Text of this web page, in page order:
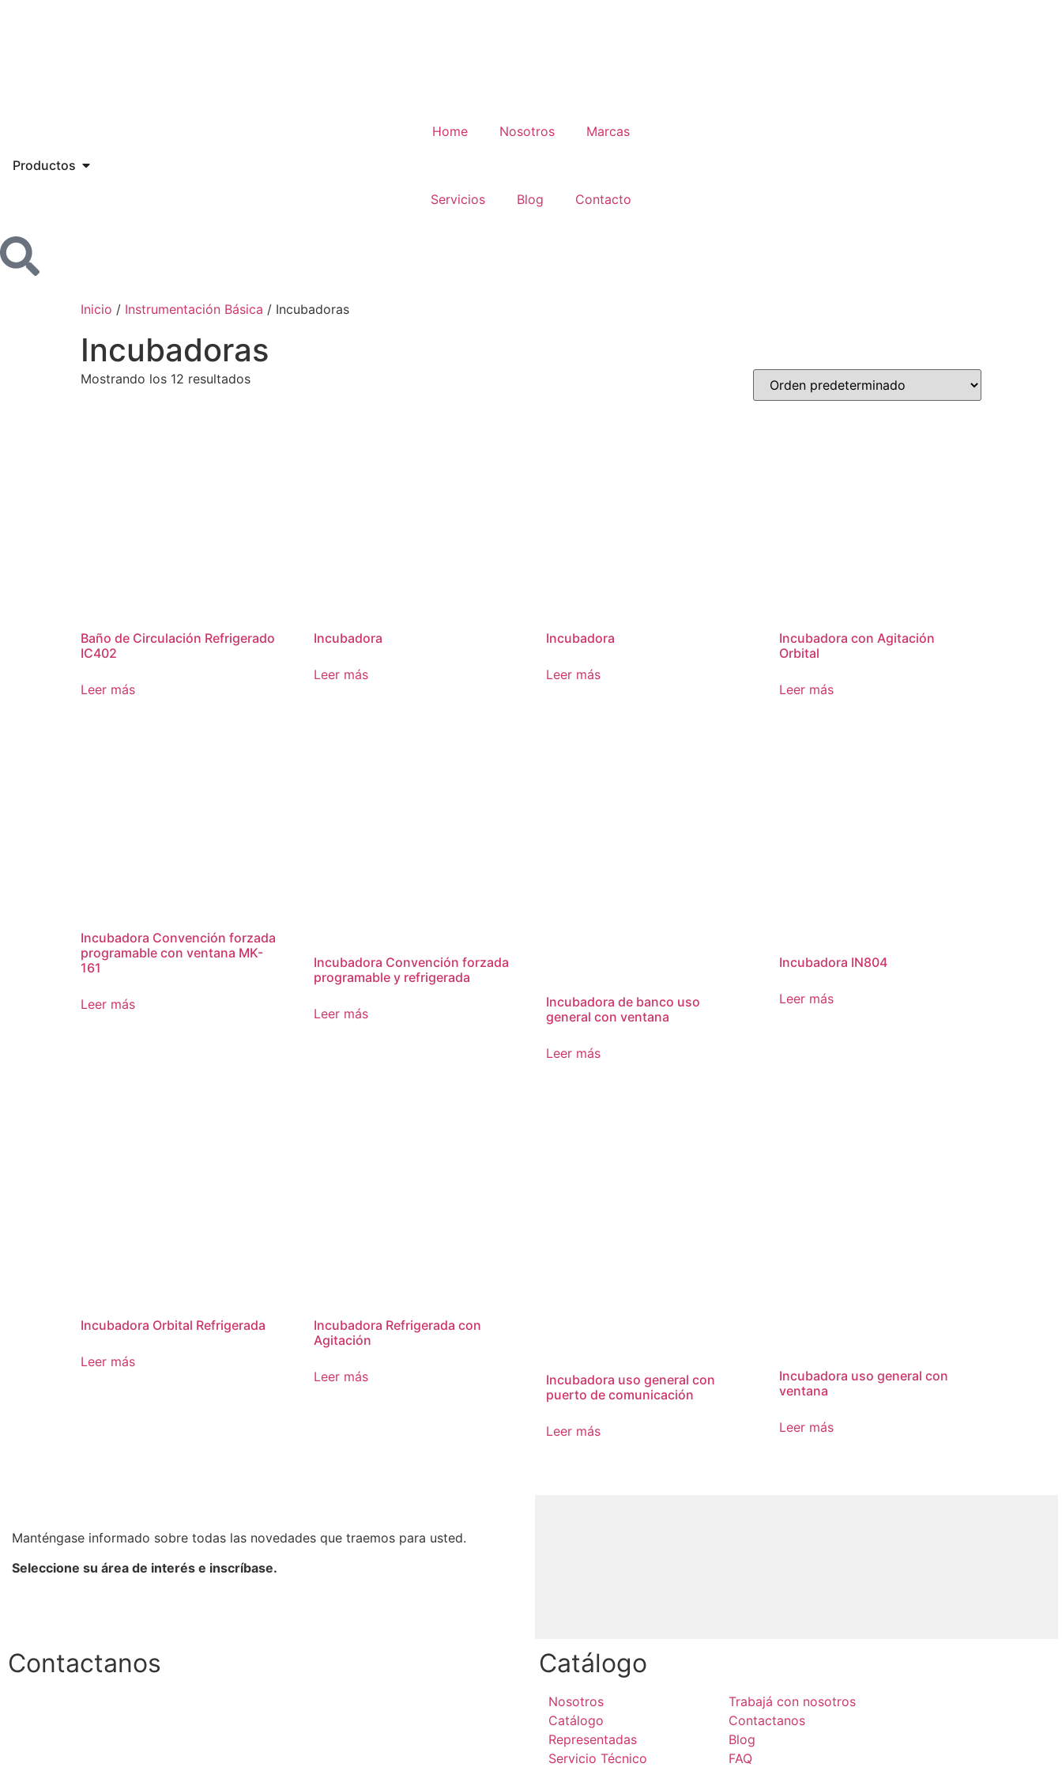
Home Nosotros Marcas
Productos
Servicios Blog Contacto
Inicio / Instrumentación Básica / Incubadoras
Incubadoras
Mostrando los 12 resultados
Baño de Circulación Refrigerado
IC402
Leer más
Incubadora
Leer más
Incubadora
Leer más
Incubadora con Agitación
Orbital
Leer más
Incubadora Convención forzada
programable con ventana MK-
161
Leer más
Incubadora Convención forzada
programable y refrigerada
Leer más
Incubadora de banco uso
general con ventana
Leer más
Incubadora IN804
Leer más
Incubadora Orbital Refrigerada
Leer más
Incubadora Refrigerada con
Agitación
Leer más
Incubadora uso general con
puerto de comunicación
Leer más
Incubadora uso general con
ventana
Leer más
Manténgase informado sobre todas las novedades que traemos para usted.
Seleccione su área de interés e inscríbase.
Contactanos Catálogo
Nosotros
Catálogo
Representadas
Servicio Técnico
Trabajá con nosotros
Contactanos
Blog
FAQ